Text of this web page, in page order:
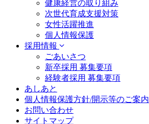
健康経営の取り組み
次世代育成支援対策
女性活躍推進
個人情報保護
採用情報
ごあいさつ
新卒採用 募集要項
経験者採用 募集要項
あしあと
個人情報保護方針/開示等のご案内
お問い合わせ
サイトマップ